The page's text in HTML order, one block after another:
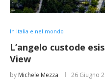
In Italia e nel mondo
L’angelo custode
View
by Michele Mezza 26 Giugno